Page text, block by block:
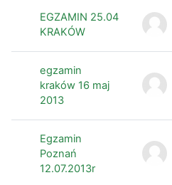
EGZAMIN 25.04
KRAKÓW
egzamin
kraków 16 maj
2013
Egzamin
Poznań
12.07.2013r